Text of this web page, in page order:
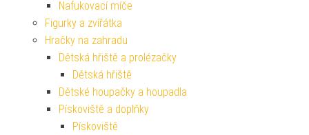
Nafukovací míče
Figurky a zvířátka
Hračky na zahradu
Dětská hřiště a prolézačky
Dětská hřiště
Dětské houpačky a houpadla
Pískoviště a doplňky
Pískoviště